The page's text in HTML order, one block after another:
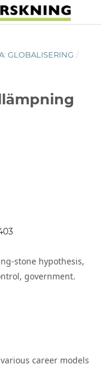
GLOBALISERING /
stone hypothesis,
government.
career models